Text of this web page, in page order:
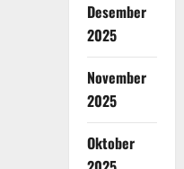
Desember
2025
November
2025
Oktober